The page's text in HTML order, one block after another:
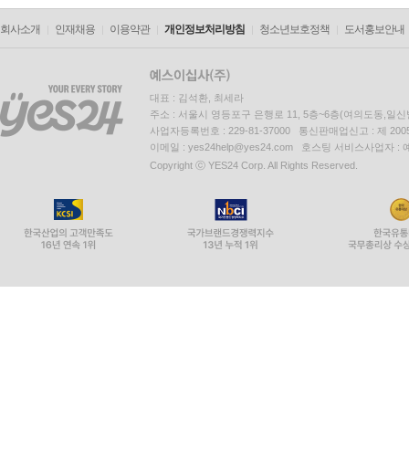
회사소개 인재채용 이용약관 개인정보처리방침 청소년보호정책 도서홍보안내
대표 : 김석환, 최세라
주소 : 서울시 영등포구 은행로 11, 5층~6층(여의도동,일신
사업자등록번호 : 229-81-37000 통신판매업신고 : 제
이메일 : yes24help@yes24.com 호스팅 서비스사업자 :
Copyright ⓒ YES24 Corp. All Rights Reserved.